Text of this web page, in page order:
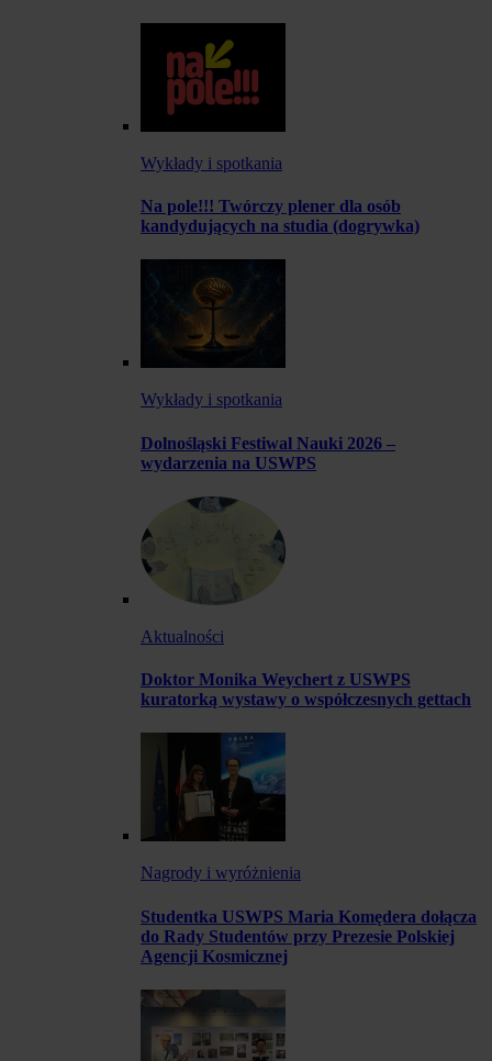
Wykłady i spotkania
Na pole!!! Twórczy plener dla osób
kandydujących na studia (dogrywka)
Wykłady i spotkania
Dolnośląski Festiwal Nauki 2026 –
wydarzenia na USWPS
Aktualności
Doktor Monika Weychert z USWPS
kuratorką wystawy o współczesnych gettach
Nagrody i wyróżnienia
Studentka USWPS Maria Komędera dołącza
do Rady Studentów przy Prezesie Polskiej
Agencji Kosmicznej